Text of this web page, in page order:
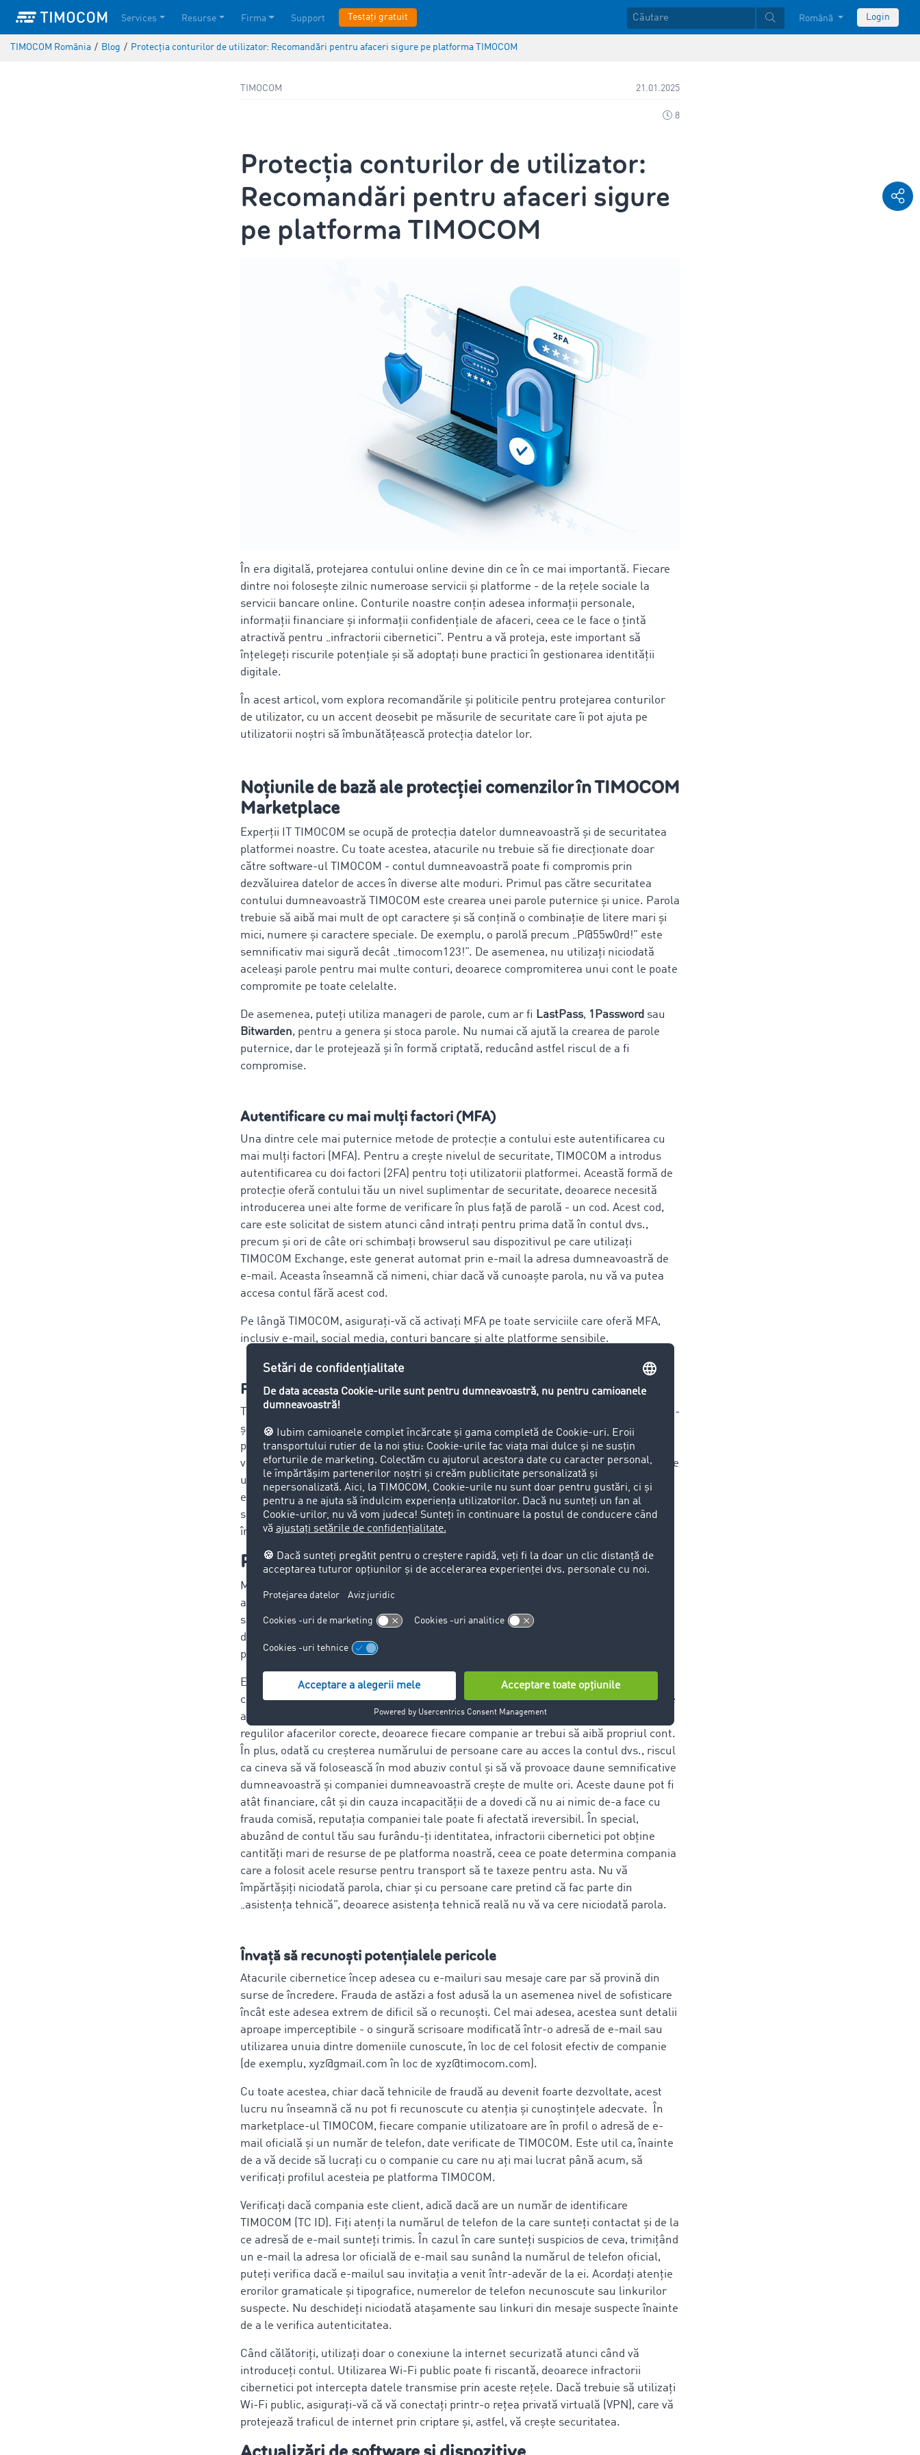
Services Resurse Firma Support Testați gratuit Română Login
TIMOCOM România / Blog / Protecția conturilor de utilizator: Recomandări pentru afaceri sigure pe platforma TIMOCOM
TIMOCOM 21.01.2025
8
Protecția conturilor de utilizator:
Recomandări pentru afaceri sigure
pe platforma TIMOCOM
În era digitală, protejarea contului online devine din ce în ce mai importantă. Fiecare
dintre noi folosește zilnic numeroase servicii și platforme - de la rețele sociale la
servicii bancare online. Conturile noastre conțin adesea informații personale,
informații financiare și informații confidențiale de afaceri, ceea ce le face o țintă
atractivă pentru „infractorii cibernetici”. Pentru a vă proteja, este important să
înțelegeți riscurile potențiale și să adoptați bune practici în gestionarea identității
digitale.
În acest articol, vom explora recomandările și politicile pentru protejarea conturilor
de utilizator, cu un accent deosebit pe măsurile de securitate care îi pot ajuta pe
utilizatorii noștri să îmbunătățească protecția datelor lor.
Noțiunile de bază ale protecției comenzilor în TIMOCOM
Marketplace
Experții IT TIMOCOM se ocupă de protecția datelor dumneavoastră și de securitatea
platformei noastre. Cu toate acestea, atacurile nu trebuie să fie direcționate doar
către software-ul TIMOCOM - contul dumneavoastră poate fi compromis prin
dezvăluirea datelor de acces în diverse alte moduri. Primul pas către securitatea
contului dumneavoastră TIMOCOM este crearea unei parole puternice și unice. Parola
trebuie să aibă mai mult de opt caractere și să conțină o combinație de litere mari și
mici, numere și caractere speciale. De exemplu, o parolă precum „P@55w0rd!” este
semnificativ mai sigură decât „timocom123!”. De asemenea, nu utilizați niciodată
aceleași parole pentru mai multe conturi, deoarece compromiterea unui cont le poate
compromite pe toate celelalte.
De asemenea, puteți utiliza manageri de parole, cum ar fi LastPass, 1Password sau
Bitwarden, pentru a genera și stoca parole. Nu numai că ajută la crearea de parole
puternice, dar le protejează și în formă criptată, reducând astfel riscul de a fi
compromise.
Autentificare cu mai mulți factori (MFA)
Una dintre cele mai puternice metode de protecție a contului este autentificarea cu
mai mulți factori (MFA). Pentru a crește nivelul de securitate, TIMOCOM a introdus
autentificarea cu doi factori (2FA) pentru toți utilizatorii platformei. Această formă de
protecție oferă contului tău un nivel suplimentar de securitate, deoarece necesită
introducerea unei alte forme de verificare în plus față de parolă - un cod. Acest cod,
care este solicitat de sistem atunci când intrați pentru prima dată în contul dvs.,
precum și ori de câte ori schimbați browserul sau dispozitivul pe care utilizați
TIMOCOM Exchange, este generat automat prin e-mail la adresa dumneavoastră de
e-mail. Aceasta înseamnă că nimeni, chiar dacă vă cunoaște parola, nu vă va putea
accesa contul fără acest cod.
Pe lângă TIMOCOM, asigurați-vă că activați MFA pe toate serviciile care oferă MFA,
inclusiv e-mail, social media, conturi bancare și alte platforme sensibile.
Funcții avansate de protecție la TIMOCOM
TIMOCOM oferă funcții avansate de securitate care permit companiilor de logistică să-
și protejeze sistemele împotriva atacurilor cibernetice și a fraudei. Utilizarea
platformei TIMOCOM pentru urmărirea expedierilor, verificarea comenzilor și
verificarea tranzacțiilor poate reduce semnificativ riscul de fraudă online. Sistemul de
urmărire al TIMOCOM permite urmărirea și verificarea continuă a mișcărilor de
expediere, sporind astfel securitatea și transparența, în timp ce integrările API
suplimentare pot ajuta la implementarea tehnologiilor blockchain pentru o protecție
îmbunătățită a datelor și a tranzacțiilor.
Prudență:Nu împărtășiți parola cu nimeni!
Mulți utilizatori își împărtășesc fără să știe informațiile online, ceea ce poate facilita
atacuri precum phishing. Fii atent la informațiile pe care le postezi pe rețelele de
socializare, deoarece detalii precum data nașterii, adresa sau numele animalului tău
de companie pot fi folosite pentru a dezvălui răspunsuri la întrebări de securitate sau
pentru a te ajuta să-ți afli parola.
Este foarte important să înțelegeți că nu trebuie să împărtășiți niciodată parola sau
codul de verificare a contului TIMOCOM cu alte persoane, chiar și cu persoane în care
aveți încredere necondiționată. Acest lucru este în primul rând interzis și contrar
regulilor afacerilor corecte, deoarece fiecare companie ar trebui să aibă propriul cont.
În plus, odată cu creșterea numărului de persoane care au acces la contul dvs., riscul
ca cineva să vă folosească în mod abuziv contul și să vă provoace daune semnificative
dumneavoastră și companiei dumneavoastră crește de multe ori. Aceste daune pot fi
atât financiare, cât și din cauza incapacității de a dovedi că nu ai nimic de-a face cu
frauda comisă, reputația companiei tale poate fi afectată ireversibil. În special,
abuzând de contul tău sau furându-ți identitatea, infractorii cibernetici pot obține
cantități mari de resurse de pe platforma noastră, ceea ce poate determina compania
care a folosit acele resurse pentru transport să te taxeze pentru asta. Nu vă
împărtășiți niciodată parola, chiar și cu persoane care pretind că fac parte din
„asistența tehnică”, deoarece asistența tehnică reală nu vă va cere niciodată parola.
Învață să recunoști potențialele pericole
Atacurile cibernetice încep adesea cu e-mailuri sau mesaje care par să provină din
surse de încredere. Frauda de astăzi a fost adusă la un asemenea nivel de sofisticare
încât este adesea extrem de dificil să o recunoști. Cel mai adesea, acestea sunt detalii
aproape imperceptibile - o singură scrisoare modificată într-o adresă de e-mail sau
utilizarea unuia dintre domeniile cunoscute, în loc de cel folosit efectiv de companie
(de exemplu, xyz@gmail.com în loc de xyz@timocom.com).
Cu toate acestea, chiar dacă tehnicile de fraudă au devenit foarte dezvoltate, acest
lucru nu înseamnă că nu pot fi recunoscute cu atenția și cunoștințele adecvate. În
marketplace-ul TIMOCOM, fiecare companie utilizatoare are în profil o adresă de e-
mail oficială și un număr de telefon, date verificate de TIMOCOM. Este util ca, înainte
de a vă decide să lucrați cu o companie cu care nu ați mai lucrat până acum, să
verificați profilul acesteia pe platforma TIMOCOM.
Verificați dacă compania este client, adică dacă are un număr de identificare
TIMOCOM (TC ID). Fiți atenți la numărul de telefon de la care sunteți contactat și de la
ce adresă de e-mail sunteți trimis. În cazul în care sunteți suspicios de ceva, trimițând
un e-mail la adresa lor oficială de e-mail sau sunând la numărul de telefon oficial,
puteți verifica dacă e-mailul sau invitația a venit într-adevăr de la ei. Acordați atenție
erorilor gramaticale și tipografice, numerelor de telefon necunoscute sau linkurilor
suspecte. Nu deschideți niciodată atașamente sau linkuri din mesaje suspecte înainte
de a le verifica autenticitatea.
Când călătoriți, utilizați doar o conexiune la internet securizată atunci când vă
introduceți contul. Utilizarea Wi-Fi public poate fi riscantă, deoarece infractorii
cibernetici pot intercepta datele transmise prin aceste rețele. Dacă trebuie să utilizați
Wi-Fi public, asigurați-vă că vă conectați printr-o rețea privată virtuală (VPN), care vă
protejează traficul de internet prin criptare și, astfel, vă crește securitatea.